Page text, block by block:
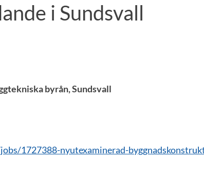
i Sundsvall
byrån, Sundsvall
1727388-nyutexaminerad-